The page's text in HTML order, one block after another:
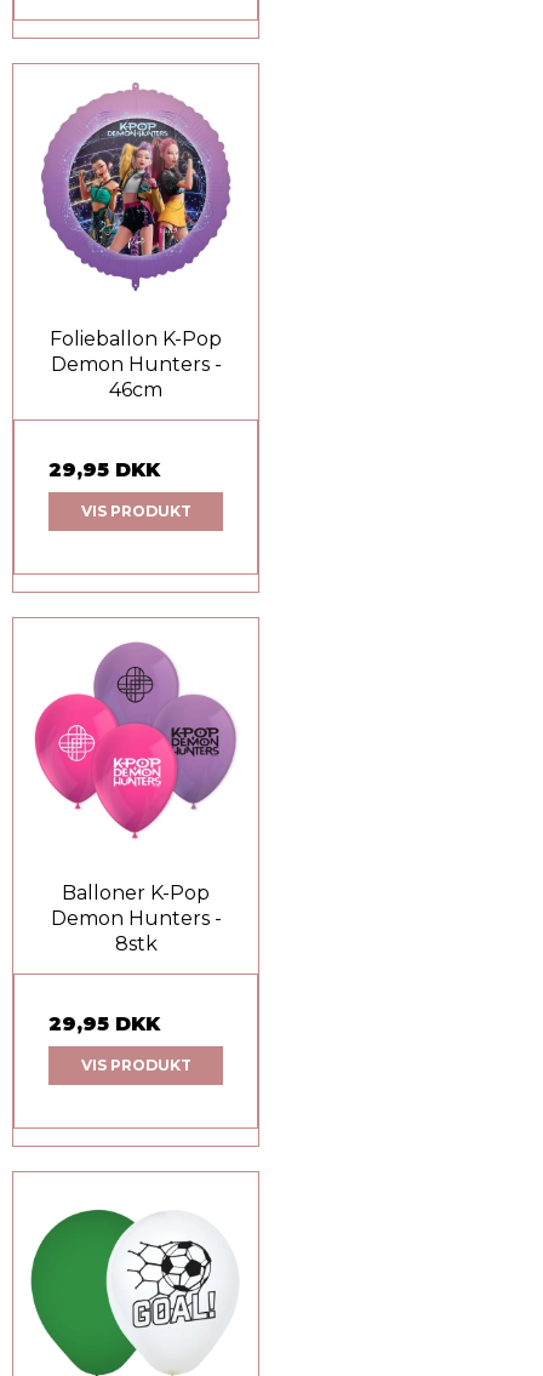
Folieballon K-Pop
Demon Hunters -
46cm
29,95 DKK
VIS PRODUKT
Balloner K-Pop
Demon Hunters -
8stk
29,95 DKK
VIS PRODUKT